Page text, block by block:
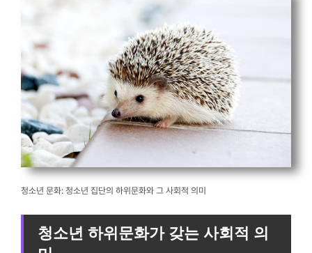
청소년 문화: 청소년 집단의 하위문화와 그 사회적 의미
청소년 하위문화가 갖는 사회적 의